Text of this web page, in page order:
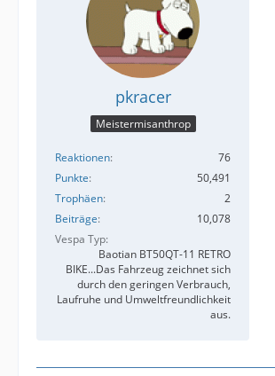
pkracer
Meistermisanthrop
Reaktionen
76
Punkte
50,491
Trophäen
2
Beiträge
10,078
Vespa Typ
Baotian BT50QT-11 RETRO
BIKE...Das Fahrzeug zeichnet sich
durch den geringen Verbrauch,
Laufruhe und Umweltfreundlichkeit
aus.